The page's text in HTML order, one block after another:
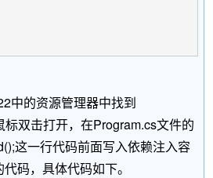
中的资源管理器中找到
双击打开，在Program.cs文件的
这一行代码前面写入依赖注入容
码，具体代码如下。